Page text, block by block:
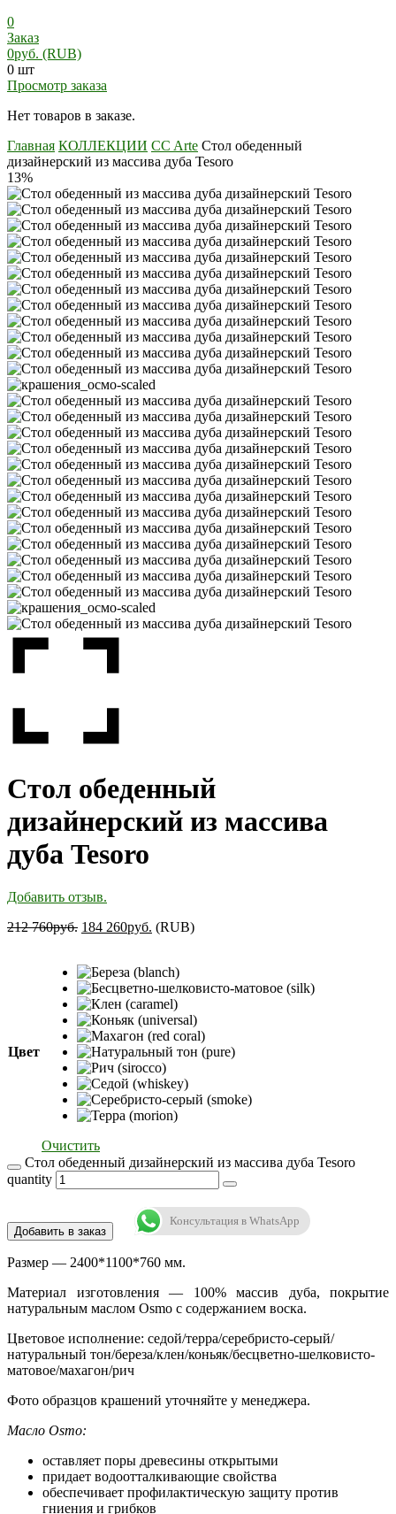
0
Заказ
0руб. (RUB)
0 шт
Просмотр заказа
Нет товаров в заказе.
Главная КОЛЛЕКЦИИ CC Arte Стол обеденный
дизайнерский из массива дуба Tesoro
13%
Стол обеденный
дизайнерский из массива
дуба Tesoro
Добавить отзыв.
212 760руб. 184 260руб. (RUB)
Цвет
Очистить
Стол обеденный дизайнерский из массива дуба Tesoro
quantity
Добавить в заказ
Консультация в WhatsApp
Размер — 2400*1100*760 мм.
Материал изготовления — 100% массив дуба, покрытие
натуральным маслом Osmo с содержанием воска.
Цветовое исполнение: седой/терра/серебристо-серый/
натуральный тон/береза/клен/коньяк/бесцветно-шелковисто-
матовое/махагон/рич
Фото образцов крашений уточняйте у менеджера.
Масло Osmo:
оставляет поры древесины открытыми
придает водоотталкивающие свойства
обеспечивает профилактическую защиту против
гниения и грибков